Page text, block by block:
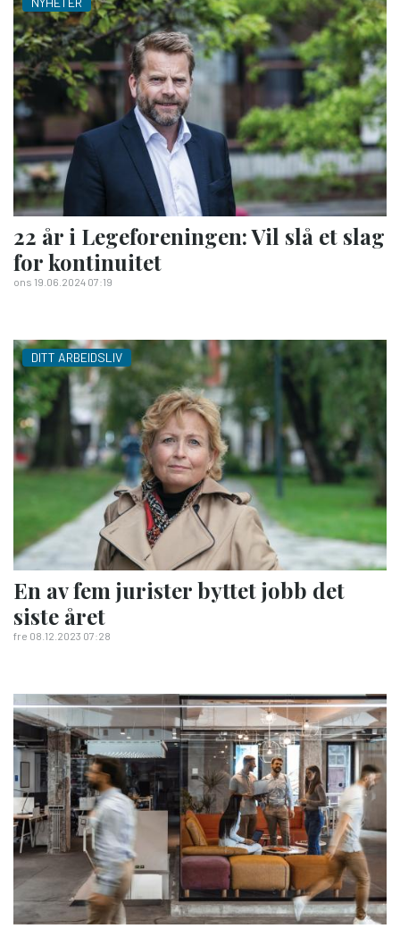
22 år i Legeforeningen: Vil slå et slag
for kontinuitet
ons 19.06.2024 07:19
DITT ARBEIDSLIV
En av fem jurister byttet jobb det
siste året
fre 08.12.2023 07:28